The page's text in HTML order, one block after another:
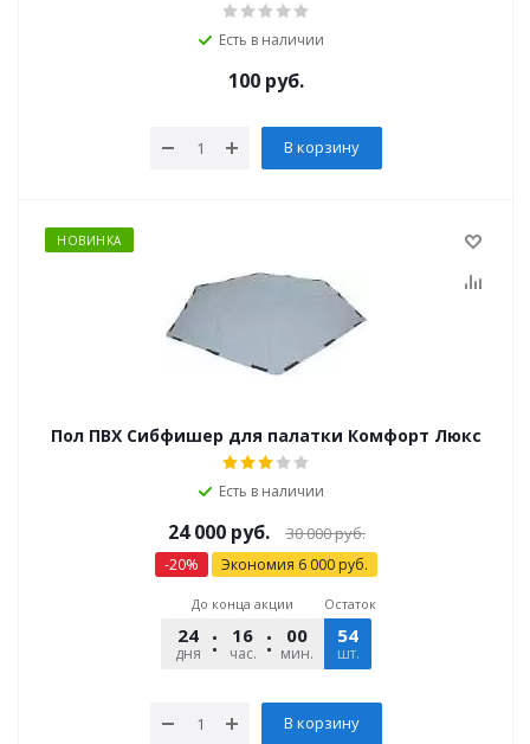
Есть в наличии
100 руб.
В корзину
НОВИНКА
Пол ПВХ Сибфишер для палатки Комфорт Люкс
Есть в наличии
24 000руб. 30 000руб.
-20% Экономия 6 000 руб.
До конца акции
24
дня
16
час.
00
мин.
14
сек.
Остаток
54
шт.
В корзину